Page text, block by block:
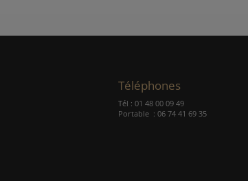
Téléphones
Tél : 01 48 00 09 49
Portable : 06 74 41 69 35